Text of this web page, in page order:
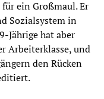
ein Großmaul. Er
Sozialsystem in
Jährige hat aber
Arbeiterklasse, und
den Rücken